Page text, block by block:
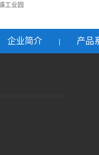
工业园
企业简介 产品